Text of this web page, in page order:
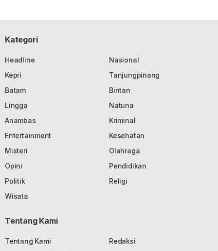
Kategori
Headline
Nasional
Kepri
Tanjungpinang
Batam
Bintan
Lingga
Natuna
Anambas
Kriminal
Entertainment
Kesehatan
Misteri
Olahraga
Opini
Pendidikan
Politik
Religi
Wisata
Tentang Kami
Tentang Kami
Redaksi